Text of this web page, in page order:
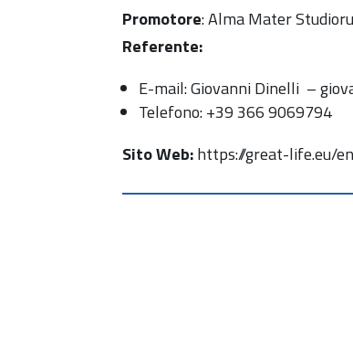
Promotore: Alma Mater
Referente:
E-mail: Giovanni Dinelli –
Telefono: +39 366 9069794
Sito Web:https://great-life.eu/